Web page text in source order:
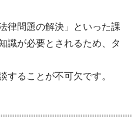
律問題の解決」といった課
識が必要とされるため、タ
することが不可欠です。